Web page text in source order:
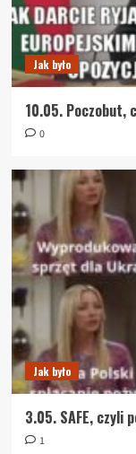
Jak było
10.05. Poczobut,
0
Jak było
3.05. SAFE, czyli
1